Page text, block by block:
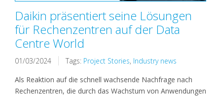
Daikin präsentiert seine Lösungen
für Rechenzentren auf der Data
Centre World
01/03/2024 Tags: Project Stories, Industry news
Als Reaktion auf die schnell wachsende Nachfrage nach
Rechenzentren, die durch das Wachstum von Anwendungen